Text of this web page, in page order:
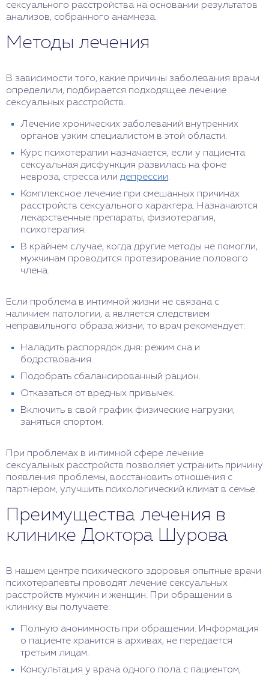
сексуального расстройства на основании результатов
анализов, собранного анамнеза.
Методы лечения
В зависимости того, какие причины заболевания врачи
определили, подбирается подходящее лечение
сексуальных расстройств.
Лечение хронических заболеваний внутренних
органов узким специалистом в этой области.
Курс психотерапии назначается, если у пациента
сексуальная дисфункция развилась на фоне
невроза, стресса или депрессии.
Комплексное лечение при смешанных причинах
расстройств сексуального характера. Назначаются
лекарственные препараты, физиотерапия,
психотерапия.
В крайнем случае, когда другие методы не помогли,
мужчинам проводится протезирование полового
члена.
Если проблема в интимной жизни не связана с
наличием патологии, а является следствием
неправильного образа жизни, то врач рекомендует:
Наладить распорядок дня: режим сна и
бодрствования.
Подобрать сбалансированный рацион.
Отказаться от вредных привычек.
Включить в свой график физические нагрузки,
заняться спортом.
При проблемах в интимной сфере лечение
сексуальных расстройств позволяет устранить причину
появления проблемы, восстановить отношения с
партнером, улучшить психологический климат в семье.
Преимущества лечения в
клинике Доктора Шурова
В нашем центре психического здоровья опытные врачи
психотерапевты проводят лечение сексуальных
расстройств мужчин и женщин. При обращении в
клинику вы получаете:
Полную анонимность при обращении. Информация
о пациенте хранится в архивах, не передается
третьим лицам.
Консультация у врача одного пола с пациентом,